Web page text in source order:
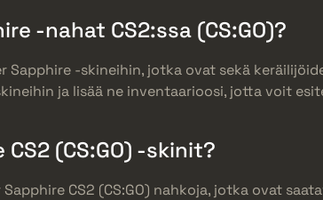
-nahat CS2:ssa (CS:GO)?
Sapphire -skineihin, jotka ovat sekä
ja lisää ne inventaarioosi, jotta voit
(CS:GO) -skinit?
CS2 (CS:GO) nahkoja, jotka ovat